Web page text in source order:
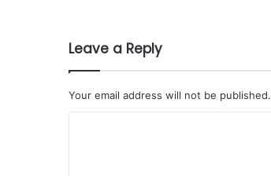
Leave a Reply
Your email address will not be published.